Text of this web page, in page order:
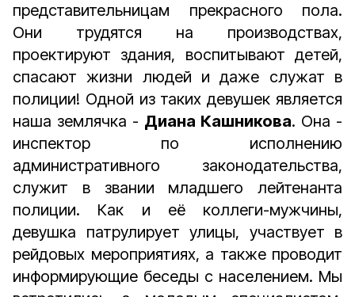
представительницам прекрасного пола.
Они трудятся на производствах,
проектируют здания, воспитывают детей,
спасают жизни людей и даже служат в
полиции! Одной из таких девушек является
наша землячка - Диана Кашникова. Она -
инспектор по исполнению
административного законодательства,
служит в звании младшего лейтенанта
полиции. Как и её коллеги-­мужчины,
девушка патрулирует улицы, участвует в
рейдовых мероприятиях, а также проводит
информирующие беседы с населением. Мы